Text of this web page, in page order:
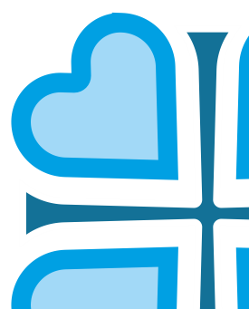
КУДЫМКАРСКАЯ И
ВЕРЕЩАГИНСКАЯ
КУДЫМКАРСКАЯ И ВЕРЕЩАГИНСКАЯ
Епархией управляет епископ
Верещагинский Никон.